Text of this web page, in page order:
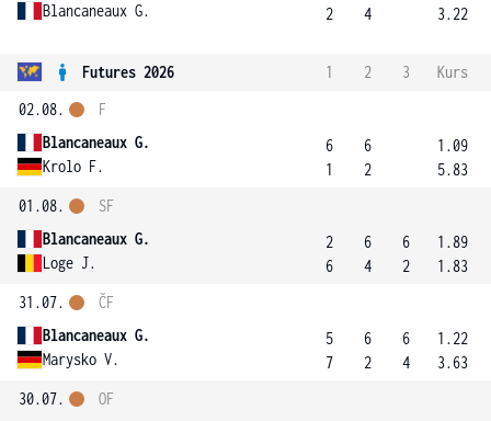
Blancaneaux G.
2
4
3.22
Futures 2026 1 2 3
Kurs
02.08.
Blancaneaux G.
Krolo F.
F
6
1
6
2
1.09
5.83
01.08.
Blancaneaux G.
Loge J.
SF
2
6
6
4
6
2
1.89
1.83
31.07.
Blancaneaux G.
Marysko V.
ČF
5
7
6
2
6
4
1.22
3.63
30.07.
OF